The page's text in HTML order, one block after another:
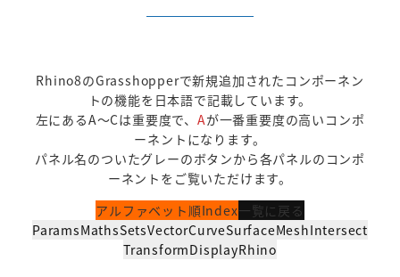
Rhino8のGrasshopperで新規追加されたコンポーネン
トの機能を日本語で記載しています。
左にあるA～Cは重要度で、 Aが一番重要度の高いコンポ
ーネントになります。
パネル名のついたグレーのボタンから各パネルのコンポ
ーネントをご覧いただけます。
アルファベット順Index一覧に戻る
ParamsMathsSetsVectorCurveSurfaceMeshIntersect
TransformDisplayRhino